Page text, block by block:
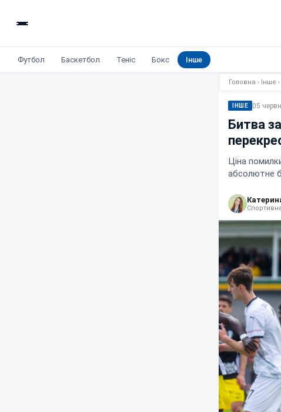
Футбол Баскетбол Теніс Бокс Інше
Головна › Інше ›
ІНШЕ 05
Битва
Ціна
абсолютне